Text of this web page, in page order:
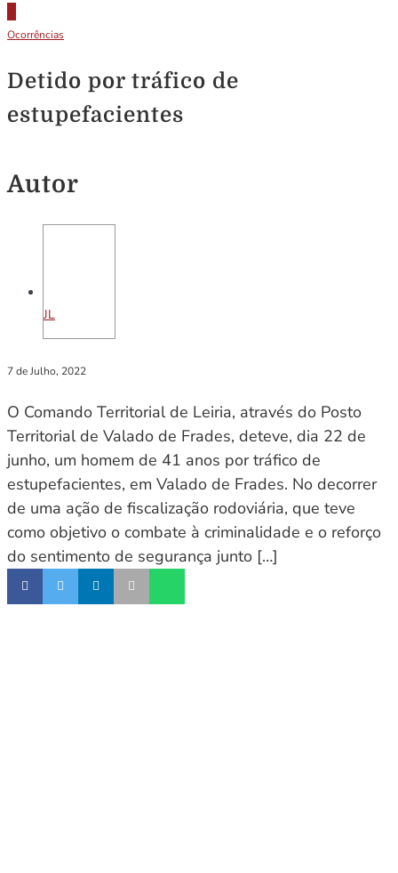
Ocorrências
Detido por tráfico de
estupefacientes
Autor
JL
7 de Julho, 2022
O Comando Territorial de Leiria, através do Posto
Territorial de Valado de Frades, deteve, dia 22 de
junho, um homem de 41 anos por tráfico de
estupefacientes, em Valado de Frades. No decorrer
de uma ação de fiscalização rodoviária, que teve
como objetivo o combate à criminalidade e o reforço
do sentimento de segurança junto […]